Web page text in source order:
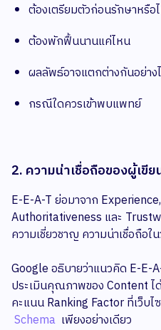
ต้องเตรียมตัวก่อนรักษาหรือ
ต้องพักฟื้นนานแค่ไหน
ผลลัพธ์อาจแตกต่างกันอย่าง
กรณีใดควรเข้าพบแพทย์
2. ความน่าเชื่อถือของผู้เ
E-E-A-T ย่อมาจาก
Authoritativeness และ
ความเชี่ยวชาญ ความน่าเชื่อถือใ
Google อธิบายว่าแนวคิด E-E-
ประเมินคุณภาพของ Content ไ
คะแนน Ranking Factor ที่เว็บ
Schema เพียงอย่างเดียว